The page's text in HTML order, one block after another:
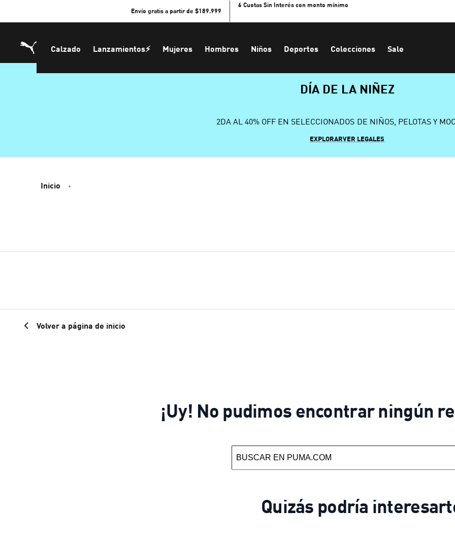
Envío gratis a partir de $189.999
6 Cuotas Sin Interés con monto mínimo
Calzado Lanzamientos⚡ Mujeres Hombres Niños Deportes Colecciones Sale
DÍA DE LA NIÑEZ
2DA AL 40% OFF EN SELECCIONADOS DE NIÑOS, PELOTAS Y
EXPLORARVER LEGALES
Inicio
Volver a página de inicio
¡Uy! No pudimos encontrar ningún
Quizás podría